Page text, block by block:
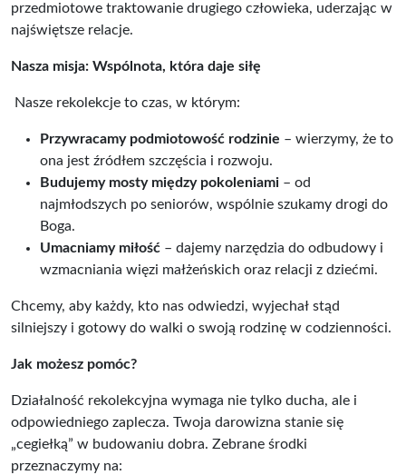
przedmiotowe traktowanie drugiego człowieka, uderzając w
najświętsze relacje.
Nasza misja: Wspólnota, która daje siłę
Nasze rekolekcje to czas, w którym:
Przywracamy podmiotowość rodzinie – wierzymy, że to
ona jest źródłem szczęścia i rozwoju.
Budujemy mosty między pokoleniami – od
najmłodszych po seniorów, wspólnie szukamy drogi do
Boga.
Umacniamy miłość – dajemy narzędzia do odbudowy i
wzmacniania więzi małżeńskich oraz relacji z dziećmi.
Chcemy, aby każdy, kto nas odwiedzi, wyjechał stąd
silniejszy i gotowy do walki o swoją rodzinę w codzienności.
Jak możesz pomóc?
Działalność rekolekcyjna wymaga nie tylko ducha, ale i
odpowiedniego zaplecza. Twoja darowizna stanie się
„cegiełką” w budowaniu dobra. Zebrane środki
przeznaczymy na: